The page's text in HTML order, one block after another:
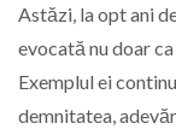
Astăzi, la opt ani
evocată nu doar
Exemplul ei
demnitatea,